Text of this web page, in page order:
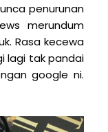
penurunan
merundum
Rasa kecewa
lagi tak pandai
google ni.